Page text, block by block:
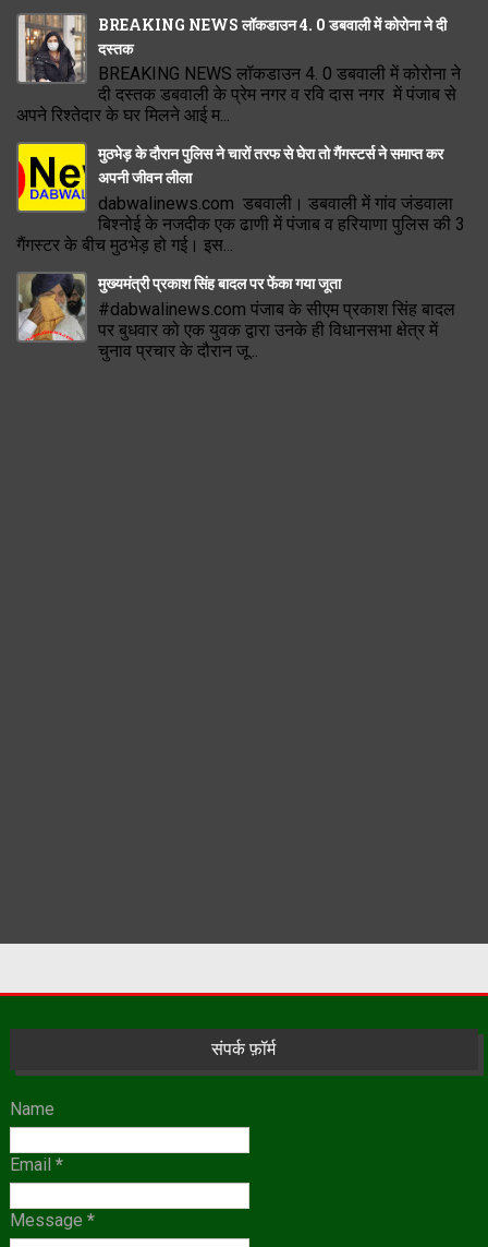
BREAKING NEWS लॉकडाउन 4. 0 डबवाली में कोरोना ने दी
दस्तक
BREAKING NEWS लॉकडाउन 4. 0 डबवाली में कोरोना ने
दी दस्तक डबवाली के प्रेम नगर व रवि दास नगर में पंजाब से
अपने रिश्तेदार के घर मिलने आई म...
मुठभेड़ के दौरान पुलिस ने चारों तरफ से घेरा तो गैंगस्टर्स ने समाप्त कर
अपनी जीवन लीला
dabwalinews.com डबवाली। डबवाली में गांव जंडवाला
बिश्नोई के नजदीक एक ढाणी में पंजाब व हरियाणा पुलिस की 3
गैंगस्टर के बीच मुठभेड़ हो गई। इस...
मुख्यमंत्री प्रकाश सिंह बादल पर फेंका गया जूता
#dabwalinews.com पंजाब के सीएम प्रकाश सिंह बादल
पर बुधवार को एक युवक द्वारा उनके ही विधानसभा क्षेत्र में
चुनाव प्रचार के दौरान जू...
संपर्क फ़ॉर्म
Name
Email *
Message *